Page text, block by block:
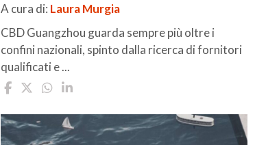
A cura di: Laura Murgia
CBD Guangzhou guarda sempre più oltre i
confini nazionali, spinto dalla ricerca di fornitori
qualificati e ...